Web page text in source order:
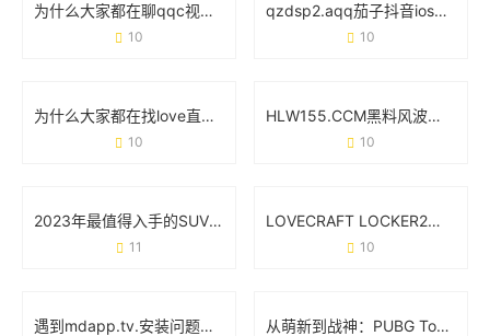
为什么大家都在聊qqc视频？这玩意儿到底有啥用？
10
qzdsp2.aqq茄子抖音ios版：为什么这个版本突然火了？
10
为什么大家都在找love直博APP下载地址？真实使用体验大公开
10
HLW155.CCM黑料风波：用户为何集体吐槽这款网红产品？
10
2023年最值得入手的SUV车型排名前十名：家庭出行与越野性能如何选？
11
LOVECRAFT LOCKER2：当克苏鲁神话撞上箱庭解谜
10
遇到mdapp.tv.安装问题？这份零基础操作手册帮你避坑 从萌新到战神：PUBG Tool究竟能不能改变你的吃鸡体验？